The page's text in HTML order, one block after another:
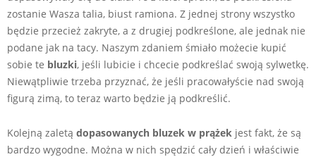
zostanie Wasza talia, biust ramiona. Z jednej strony wszystko
będzie przecież zakryte, a z drugiej podkreślone, ale jednak nie
podane jak na tacy. Naszym zdaniem śmiało możecie kupić
sobie te bluzki, jeśli lubicie i chcecie podkreślać swoją sylwetkę.
Niewątpliwie trzeba przyznać, że jeśli pracowałyście nad swoją
figurą zimą, to teraz warto będzie ją podkreślić.
Kolejną zaletą dopasowanych bluzek w prążek jest fakt, że są
bardzo wygodne. Można w nich spędzić cały dzień i właściwie